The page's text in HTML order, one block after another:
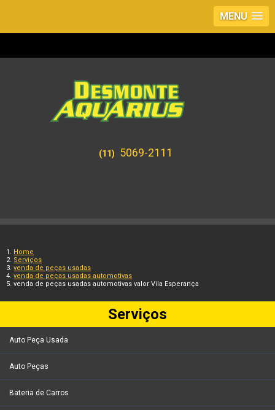
MENU
(11) 5069-2111
Home
Serviços
venda de peças usadas
venda de peças usadas automotivas
venda de peças usadas automotivas valor Vila Esperança
Serviços
Auto Peça Usada
Auto Peças
Bateria de Carros